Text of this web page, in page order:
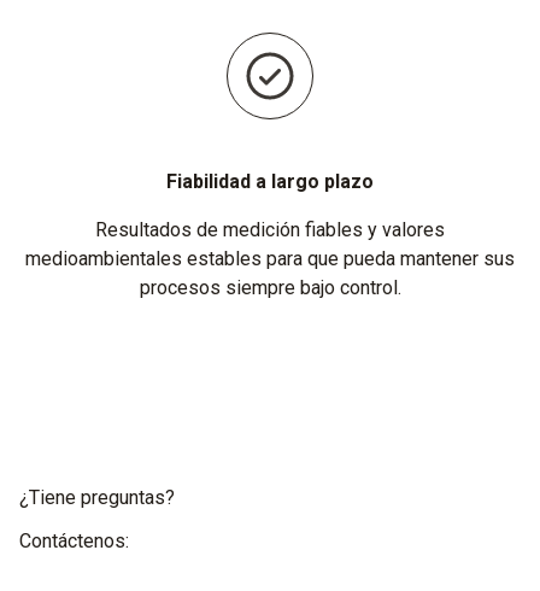
Fiabilidad a largo plazo
Resultados de medición fiables y valores
medioambientales estables para que pueda mantener sus
procesos siempre bajo control.
¿Tiene preguntas?
Contáctenos: